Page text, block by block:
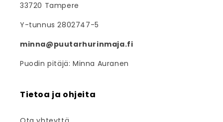
33720 Tampere
Y-tunnus 2802747-5
minna@puutarhurinmaja.fi
Puodin pitäjä: Minna Auranen
Tietoa ja ohjeita